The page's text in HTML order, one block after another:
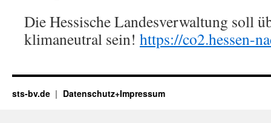
Die Hessische Landesverwaltung soll
klimaneutral sein! https://co2.hessen-
sts-bv.de Datenschutz+Impressum